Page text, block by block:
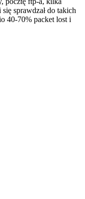
sprawdzał do takich
40-70% packet lost i